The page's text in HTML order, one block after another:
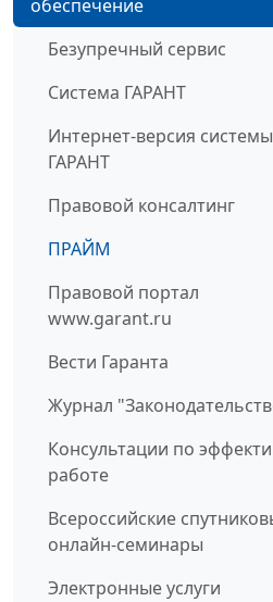
обеспечение
Безупречный сервис
Система ГАРАНТ
Интернет-версия системы
ГАРАНТ
Правовой консалтинг
ПРАЙМ
Правовой портал
www.garant.ru
Вести Гаранта
Журнал
Консультации по
работе
Всероссийские
онлайн-семинары
Электронные услуги